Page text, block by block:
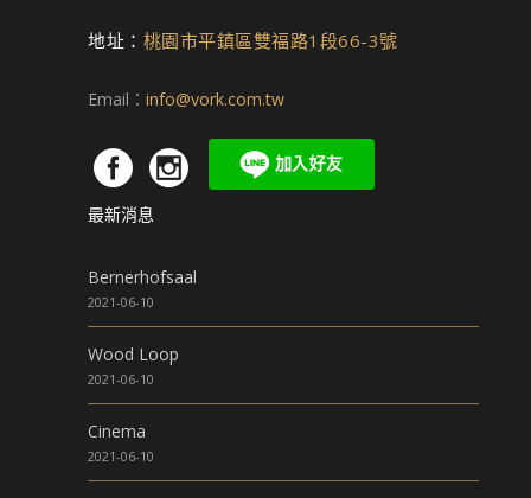
地址： 桃園市平鎮區雙福路1段66-3號
Email： info@vork.com.tw
最新消息
Bernerhofsaal
2021-06-10
Wood Loop
2021-06-10
Cinema
2021-06-10